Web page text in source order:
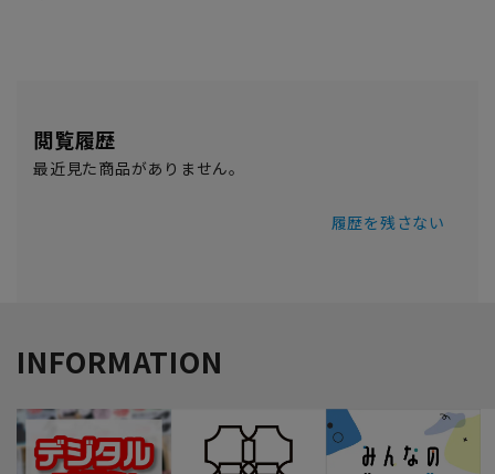
閲覧履歴
最近見た商品がありません。
履歴を残さない
INFORMATION